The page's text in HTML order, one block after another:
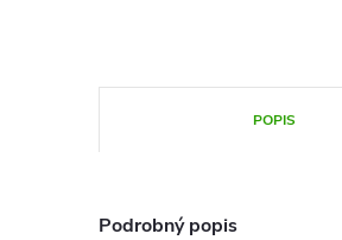
POPIS
Podrobný popis